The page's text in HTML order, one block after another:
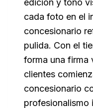
edición y tono
cada foto en el
concesionario
pulida. Con el
forma una firma
clientes
concesionario
profesionalismo